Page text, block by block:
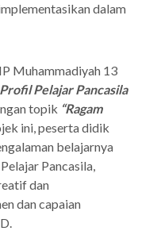
dalam
Muhammadiyah 13
Profil Pelajar Pancasila
topik “Ragam
ini, peserta didik
belajarnya
Pancasila,
dan
dan capaian